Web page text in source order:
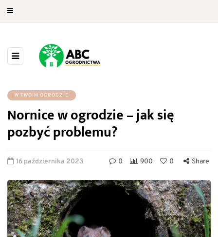
W TWOIM OGRODZIE
Nornice w ogrodzie – jak się
pozbyć problemu?
16 października 2023 0 900 0 Share